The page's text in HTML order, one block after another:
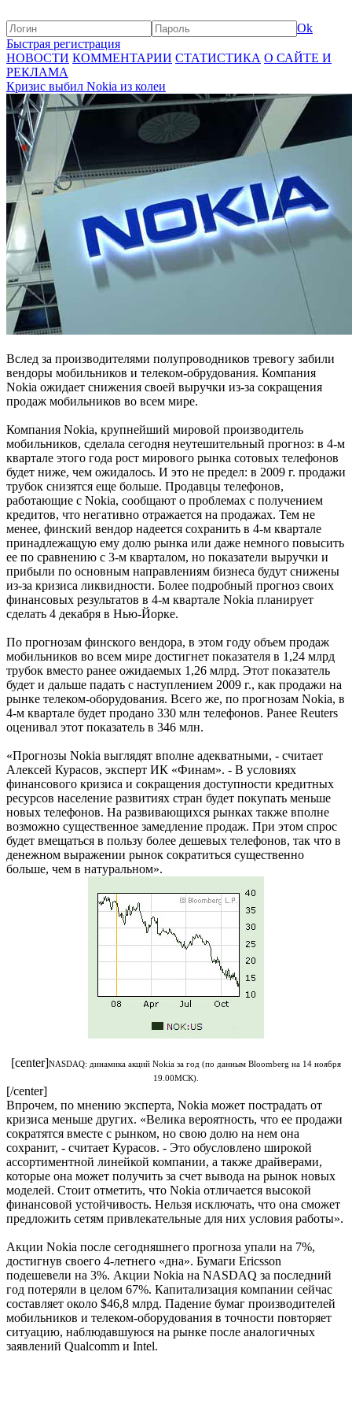
Ok
Быстрая регистрация
НОВОСТИ КОММЕНТАРИИ СТАТИСТИКА О САЙТЕ И
РЕКЛАМА
Кризис выбил Nokia из колеи
Вслед за производителями полупроводников тревогу забили
вендоры мобильников и телеком-обрудования. Компания
Nokia ожидает снижения своей выручки из-за сокращения
продаж мобильников во всем мире.
Компания Nokia, крупнейший мировой производитель
мобильников, сделала сегодня неутешительный прогноз: в 4-м
квартале этого года рост мирового рынка сотовых телефонов
будет ниже, чем ожидалось. И это не предел: в 2009 г. продажи
трубок снизятся еще больше. Продавцы телефонов,
работающие с Nokia, сообщают о проблемах с получением
кредитов, что негативно отражается на продажах. Тем не
менее, финский вендор надеется сохранить в 4-м квартале
принадлежащую ему долю рынка или даже немного повысить
ее по сравнению с 3-м кварталом, но показатели выручки и
прибыли по основным направлениям бизнеса будут снижены
из-за кризиса ликвидности. Более подробный прогноз своих
финансовых результатов в 4-м квартале Nokia планирует
сделать 4 декабря в Нью-Йорке.
По прогнозам финского вендора, в этом году объем продаж
мобильников во всем мире достигнет показателя в 1,24 млрд
трубок вместо ранее ожидаемых 1,26 млрд. Этот показатель
будет и дальше падать с наступлением 2009 г., как продажи на
рынке телеком-оборудования. Всего же, по прогнозам Nokia, в
4-м квартале будет продано 330 млн телефонов. Ранее Reuters
оценивал этот показатель в 346 млн.
«Прогнозы Nokia выглядят вполне адекватными, - считает
Алексей Курасов, эксперт ИК «Финам». - В условиях
финансового кризиса и сокращения доступности кредитных
ресурсов население развитиях стран будет покупать меньше
новых телефонов. На развивающихся рынках также вполне
возможно существенное замедление продаж. При этом спрос
будет вмещаться в пользу более дешевых телефонов, так что в
денежном выражении рынок сократиться существенно
больше, чем в натуральном».
[center]NASDAQ: динамика акций Nokia за год (по данным Bloomberg на 14 ноября
19.00МСК).
[/center]
Впрочем, по мнению эксперта, Nokia может пострадать от
кризиса меньше других. «Велика вероятность, что ее продажи
сократятся вместе с рынком, но свою долю на нем она
сохранит, - считает Курасов. - Это обусловлено широкой
ассортиментной линейкой компании, а также драйверами,
которые она может получить за счет вывода на рынок новых
моделей. Стоит отметить, что Nokia отличается высокой
финансовой устойчивость. Нельзя исключать, что она сможет
предложить сетям привлекательные для них условия работы».
Акции Nokia после сегодняшнего прогноза упали на 7%,
достигнув своего 4-летнего «дна». Бумаги Ericsson
подешевели на 3%. Акции Nokia на NASDAQ за последний
год потеряли в целом 67%. Капитализация компании сейчас
составляет около $46,8 млрд. Падение бумаг производителей
мобильников и телеком-оборудования в точности повторяет
ситуацию, наблюдавшуюся на рынке после аналогичных
заявлений Qualcomm и Intel.